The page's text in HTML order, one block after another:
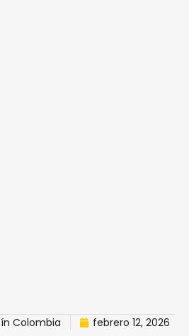
Colombia febrero 12, 2026